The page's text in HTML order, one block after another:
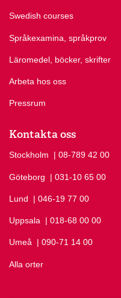
Swedish courses
Språkexamina, språkprov
Läromedel, böcker, skrifter
Arbeta hos oss
Pressrum
Kontakta oss
Stockholm Ring Stockholm på
| 08-789 42 00
Göteborg Ring Göteborg på
| 031-10 65 00
Lund Ring Lund på
| 046-19 77 00
Uppsala Ring Uppsala på
| 018-68 00 00
Umeå Ring Umeå på
| 090-71 14 00
Alla orter